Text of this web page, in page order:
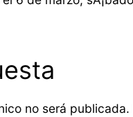
no será publicada.